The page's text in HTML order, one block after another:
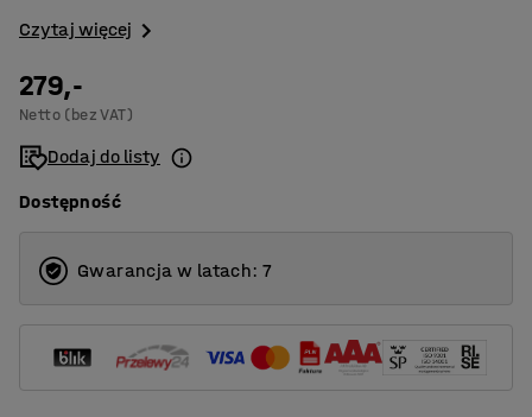
Czytaj więcej
279,-
Netto (bez VAT)
Dodaj do listy
Dostępność
Gwarancja w latach: 7